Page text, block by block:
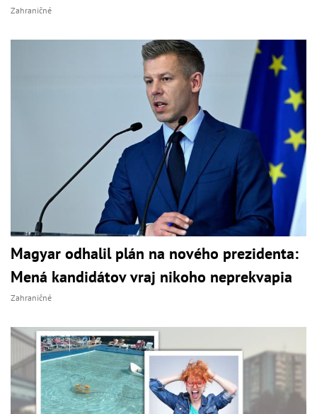
Zahraničné
Magyar odhalil plán na nového prezidenta:
Mená kandidátov vraj nikoho neprekvapia
Zahraničné